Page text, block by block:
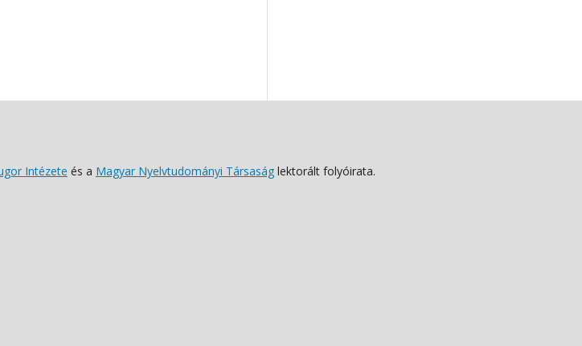
Intézete és a Magyar Nyelvtudományi Társaság lektorált folyóirata.